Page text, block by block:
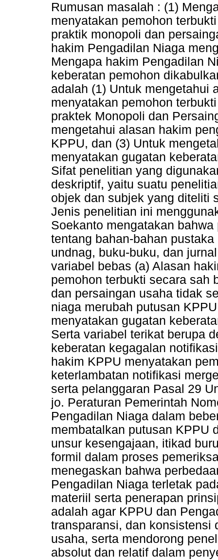
Rumusan masalah : (1)
menyatakan pemohon
praktik monopoli dan
hakim Pengadilan Niaga
Mengapa hakim Pengadilan
keberatan pemohon
adalah (1) Untuk mengetahui
menyatakan pemohon
praktek Monopoli dan
mengetahui alasan hakim
KPPU, dan (3) Untuk
menyatakan gugatan
Sifat penelitian yang
deskriptif, yaitu suatu
objek dan subjek yang diteliti
Jenis penelitian ini
Soekanto mengatakan
tentang bahan-bahan
undnag, buku-buku, dan
variabel bebas (a) Alasan
pemohon terbukti secara sah
dan persaingan usaha tidak
niaga merubah putusan
menyatakan gugatan
Serta variabel terikat berupa
keberatan kegagalan
hakim KPPU menyatakan
keterlambatan notifikasi
serta pelanggaran Pasal 29
jo. Peraturan Pemerintah
Pengadilan Niaga dalam
membatalkan putusan KPPU
unsur kesengajaan, itikad
formil dalam proses
menegaskan bahwa
Pengadilan Niaga terletak
materiil serta penerapan
adalah agar KPPU dan
transparansi, dan konsistensi
usaha, serta mendorong
absolut dan relatif dalam